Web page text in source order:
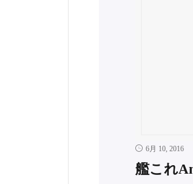
6月 10, 2016
艦これ